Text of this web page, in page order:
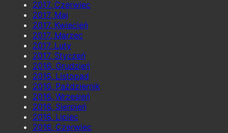
2017, Czerwiec
2017, Maj
2017, Kwiecień
2017, Marzec
2017, Luty
2017, Styczeń
2016, Grudzień
2016, Listopad
2016, Październik
2016, Wrzesień
2016, Sierpień
2016, Lipiec
2016, Czerwiec